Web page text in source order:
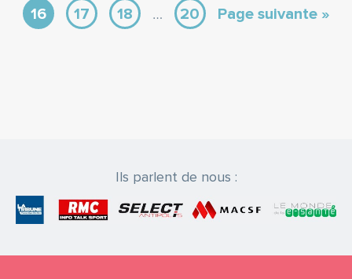
16
17 18 … 20 Page suivante »
Ils parlent de nous :